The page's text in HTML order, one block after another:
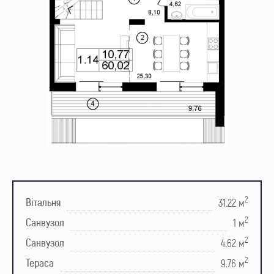
Вітальня 31.22 м2
Санвузол 1 м2
Санвузол 4.62 м2
Тераса 9.76 м2